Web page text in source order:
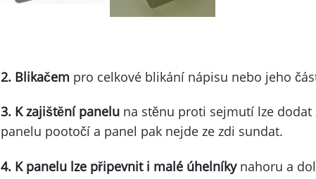
2. Blikačem pro celkové blikání nápisu nebo jeho
3. K zajištění panelu na stěnu proti sejmutí lze
panelu pootočí a panel pak nejde ze zdi sundat.
4. K panelu lze připevnit i malé úhelníkynahoru a